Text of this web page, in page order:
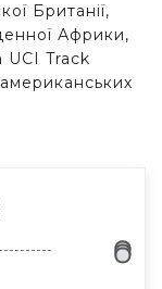
Британії,
Африки,
UCI Track